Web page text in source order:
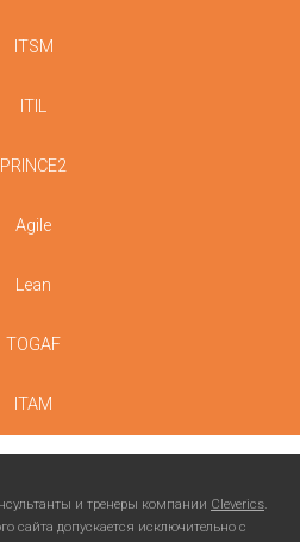
ITSM
ITIL
PRINCE2
Agile
Lean
TOGAF
ITAM
и тренеры компании Cleverics.
сайта допускается исключительно с